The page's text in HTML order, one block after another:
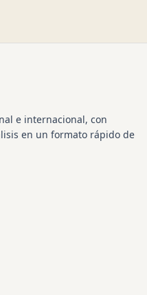
e internacional, con
en un formato rápido de